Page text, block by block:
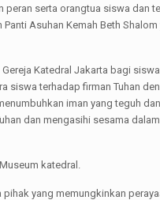
serta orangtua siswa dan
Asuhan Kemah Beth
Katedral Jakarta bagi
siswa terhadap firman Tuhan
iman yang teguh
dan mengasihi sesama
katedral.
yang memungkinkan